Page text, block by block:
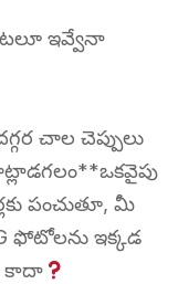
ఇవ్వేనా
చాల చెప్పులు
పంచుతూ, మీ
ఫోటోలను ఇక్కడ
కాదా